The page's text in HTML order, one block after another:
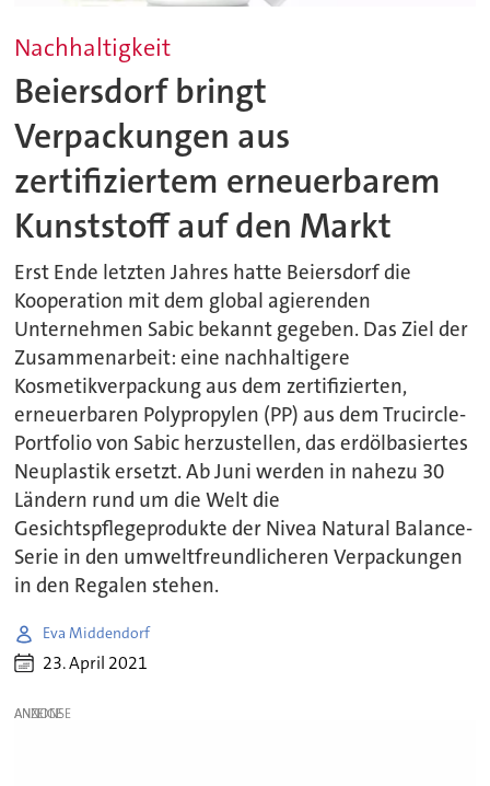
Nachhaltigkeit
Beiersdorf bringt
Verpackungen aus
zertifiziertem erneuerbarem
Kunststoff auf den Markt
Erst Ende letzten Jahres hatte Beiersdorf die
Kooperation mit dem global agierenden
Unternehmen Sabic bekannt gegeben. Das Ziel der
Zusammenarbeit: eine nachhaltigere
Kosmetikverpackung aus dem zertifizierten,
erneuerbaren Polypropylen (PP) aus dem Trucircle-
Portfolio von Sabic herzustellen, das erdölbasiertes
Neuplastik ersetzt. Ab Juni werden in nahezu 30
Ländern rund um die Welt die
Gesichtspflegeprodukte der Nivea Natural Balance-
Serie in den umweltfreundlicheren Verpackungen
in den Regalen stehen.
Eva Middendorf
23. April 2021
ANZEIGE